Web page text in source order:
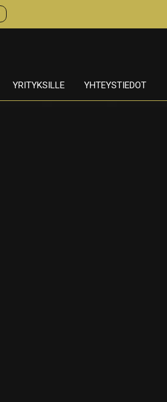
YRITYKSILLE YHTEYSTIEDOT